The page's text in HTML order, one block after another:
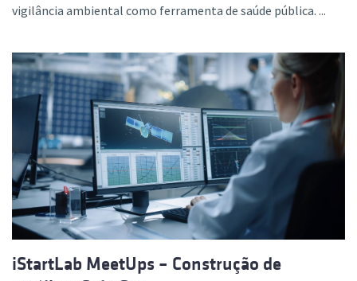
vigilância ambiental como ferramenta de saúde pública. ...
iStartLab MeetUps – Construção de